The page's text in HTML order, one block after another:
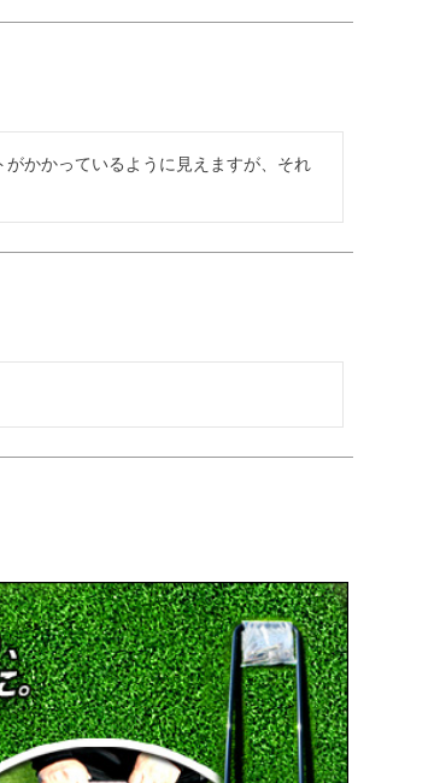
かかっているように見えますが、それ